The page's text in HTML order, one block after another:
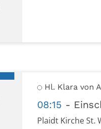
Hl. Klara von
08:15
Plaidt Kirche St.